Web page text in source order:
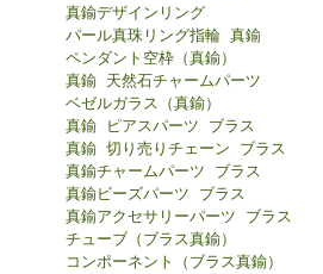
真鍮デザインリング
パール真珠リング指輪 真鍮
ペンダント空枠（真鍮）
真鍮 天然石チャームパーツ
ベゼルガラス（真鍮）
真鍮 ピアスパーツ ブラス
真鍮 切り売りチェーン ブラス
真鍮チャームパーツ ブラス
真鍮ビーズパーツ ブラス
真鍮アクセサリーパーツ ブラス
チューブ（ブラス真鍮）
コンポーネント（ブラス真鍮）